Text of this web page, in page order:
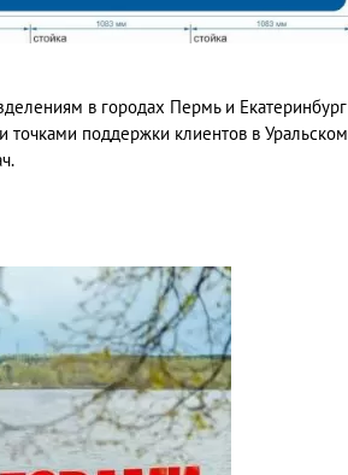
в городах Пермь и Екатеринбург
поддержки клиентов в Уральском